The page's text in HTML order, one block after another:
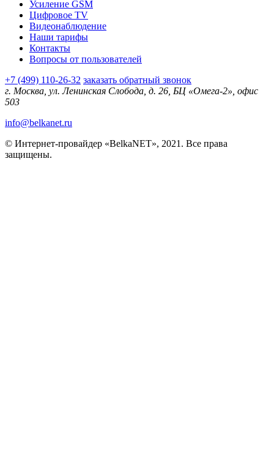
Усиление GSM
Цифровое TV
Видеонаблюдение
Наши тарифы
Контакты
Вопросы от пользователей
+7 (499) 110-26-32 заказать обратный звонок
г. Москва, ул. Ленинская Слобода, д. 26, БЦ «Омега-2», офис
503
info@belkanet.ru
© Интернет-провайдер «BelkaNET», 2021. Все права
защищены.